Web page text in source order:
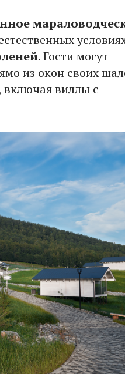
. Гости могут
из окон своих
включая виллы с